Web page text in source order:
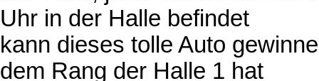
Uhr in der Halle befindet
kann dieses tolle Auto
dem Rang der Halle 1 hat